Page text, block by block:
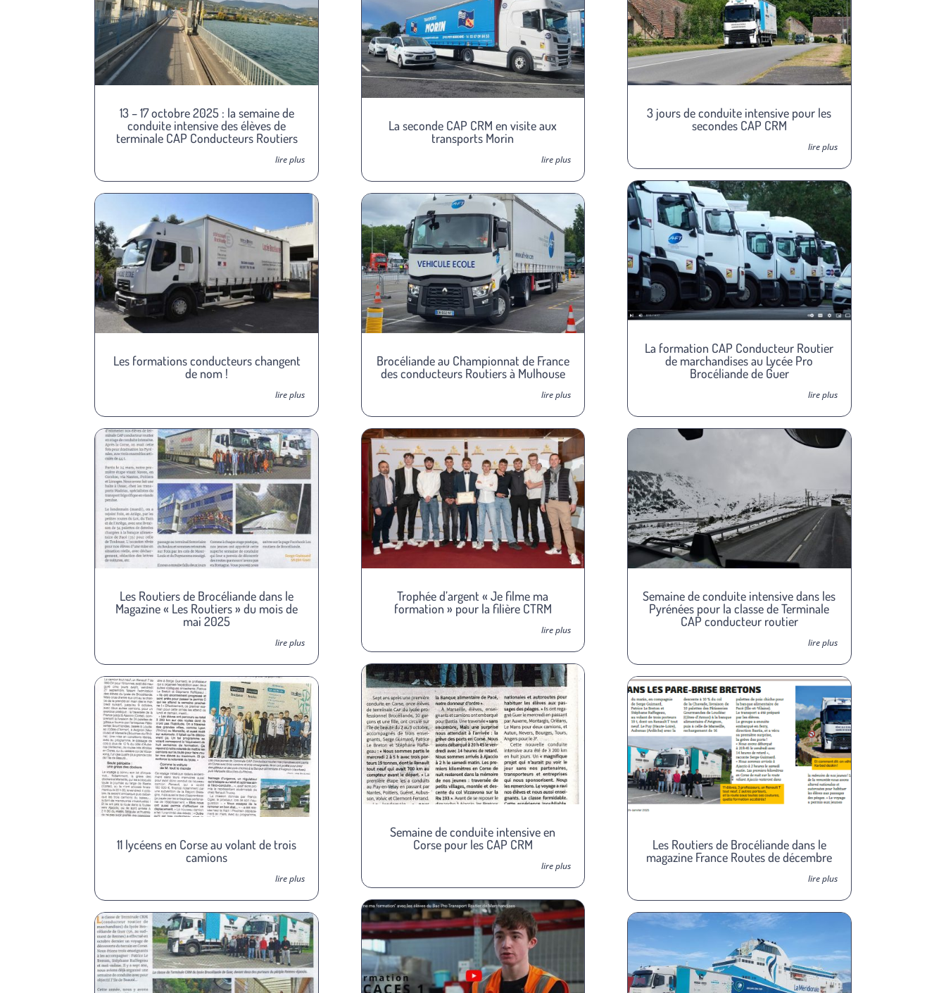
13 – 17 octobre 2025 : la semaine de
conduite intensive des élèves de
terminale CAP Conducteurs Routiers
lire plus
Les formations conducteurs changent
de nom !
lire plus
Les Routiers de Brocéliande dans le
Magazine « Les Routiers » du mois de
mai 2025
lire plus
11 lycéens en Corse au volant de trois
camions
lire plus
La seconde CAP CRM en visite aux
transports Morin
lire plus
Brocéliande au Championnat de France
des conducteurs Routiers à Mulhouse
lire plus
Trophée d’argent « Je filme ma
formation » pour la filière CTRM
lire plus
Semaine de conduite intensive en
Corse pour les CAP CRM
lire plus
3 jours de conduite intensive pour les
secondes CAP CRM
lire plus
La formation CAP Conducteur Routier
de marchandises au Lycée Pro
Brocéliande de Guer
lire plus
Semaine de conduite intensive dans les
Pyrénées pour la classe de Terminale
CAP conducteur routier
lire plus
Les Routiers de Brocéliande dans le
magazine France Routes de décembre
lire plus